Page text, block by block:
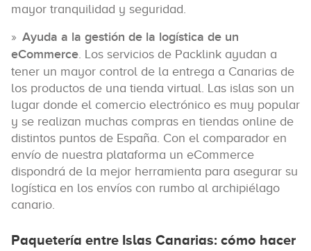
mayor tranquilidad y seguridad.
Ayuda a la gestión de la logística de un
eCommerce. Los servicios de Packlink ayudan a
tener un mayor control de la entrega a Canarias de
los productos de una tienda virtual. Las islas son un
lugar donde el comercio electrónico es muy popular
y se realizan muchas compras en tiendas online de
distintos puntos de España. Con el comparador en
envío de nuestra plataforma un eCommerce
dispondrá de la mejor herramienta para asegurar su
logística en los envíos con rumbo al archipiélago
canario.
Paquetería entre Islas Canarias: cómo hacer